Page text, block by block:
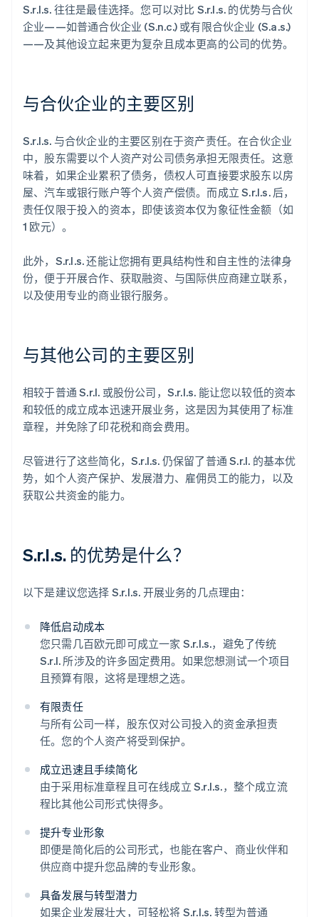
S.r.l.s. 往往是最佳选择。您可以对比 S.r.l.s. 的优势与合伙
企业——如普通合伙企业 (S.n.c.) 或有限合伙企业 (S.a.s.)
——及其他设立起来更为复杂且成本更高的公司的优势。
与合伙企业的主要区别
S.r.l.s. 与合伙企业的主要区别在于资产责任。在合伙企业
中，股东需要以个人资产对公司债务承担无限责任。这意
味着，如果企业累积了债务，债权人可直接要求股东以房
屋、汽车或银行账户等个人资产偿债。而成立 S.r.l.s. 后，
责任仅限于投入的资本，即使该资本仅为象征性金额（如
1 欧元）。
此外，S.r.l.s. 还能让您拥有更具结构性和自主性的法律身
份，便于开展合作、获取融资、与国际供应商建立联系，
以及使用专业的商业银行服务。
与其他公司的主要区别
相较于普通 S.r.l. 或股份公司，S.r.l.s. 能让您以较低的资本
和较低的成立成本迅速开展业务，这是因为其使用了标准
章程，并免除了印花税和商会费用。
尽管进行了这些简化，S.r.l.s. 仍保留了普通 S.r.l. 的基本优
势，如个人资产保护、发展潜力、雇佣员工的能力，以及
获取公共资金的能力。
S.r.l.s. 的优势是什么？
以下是建议您选择 S.r.l.s. 开展业务的几点理由：
降低启动成本
您只需几百欧元即可成立一家 S.r.l.s.，避免了传统
S.r.l. 所涉及的许多固定费用。如果您想测试一个项目
且预算有限，这将是理想之选。
有限责任
与所有公司一样，股东仅对公司投入的资金承担责
任。您的个人资产将受到保护。
成立迅速且手续简化
由于采用标准章程且可在线成立 S.r.l.s.，整个成立流
程比其他公司形式快得多。
提升专业形象
即便是简化后的公司形式，也能在客户、商业伙伴和
供应商中提升您品牌的专业形象。
具备发展与转型潜力
如果企业发展壮大，可轻松将 S.r.l.s. 转型为普通